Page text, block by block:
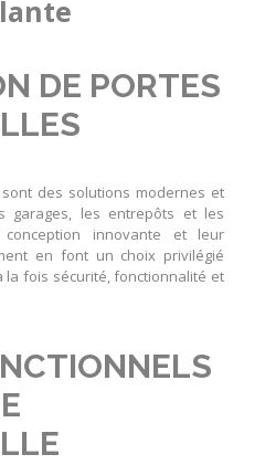
DE PORTES
des solutions modernes et
garages, les entrepôts et les
conception innovante et leur
en font un choix privilégié
la fois sécurité, fonctionnalité et